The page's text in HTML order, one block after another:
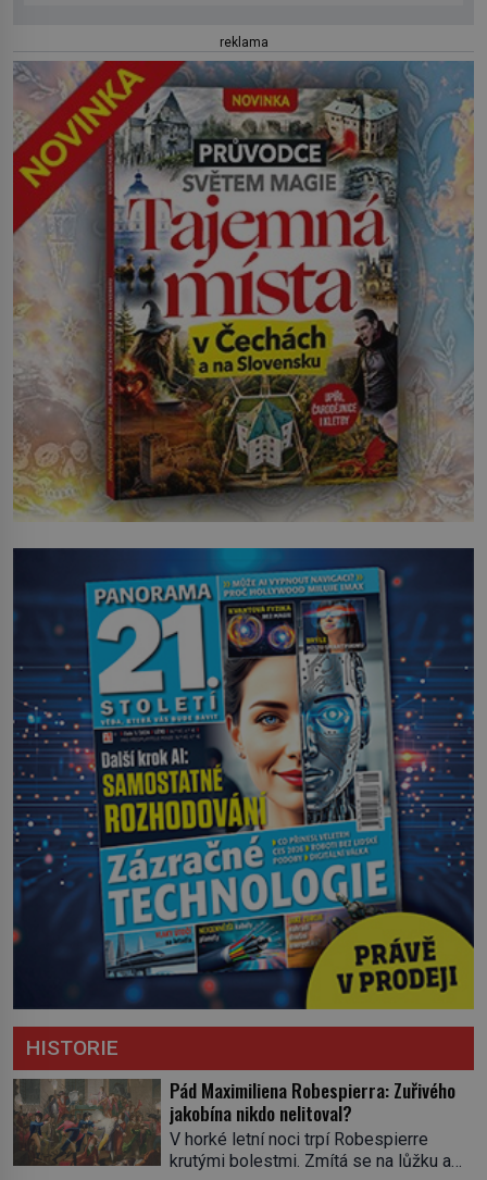
reklama
HISTORIE
Pád Maximiliena Robespierra: Zuřivého
jakobína nikdo nelitoval?
V horké letní noci trpí Robespierre
krutými bolestmi. Zmítá se na lůžku a